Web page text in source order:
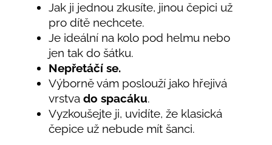
Jak ji jednou zkusíte, jinou čepici už
pro dítě nechcete.
Je ideální na kolo pod helmu nebo
jen tak do šátku.
Nepřetáčí se.
Výborně vám poslouží jako hřejivá
vrstva do spacáku.
Vyzkoušejte ji, uvidíte, že klasická
čepice už nebude mít šanci.